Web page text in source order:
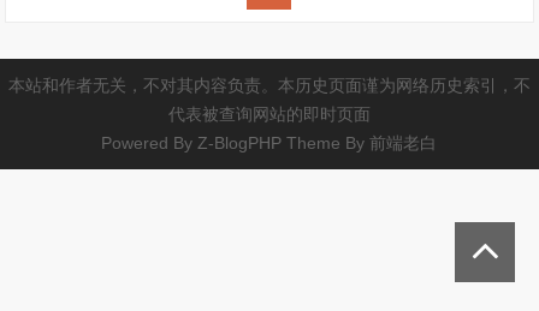
本站和作者无关，不对其内容负责。本历史页面谨为网络历史索引，不
代表被查询网站的即时页面
Powered By Z-BlogPHP Theme By前端老白